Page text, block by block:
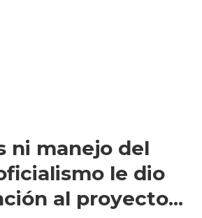
ni manejo del
le dio
al proyecto...